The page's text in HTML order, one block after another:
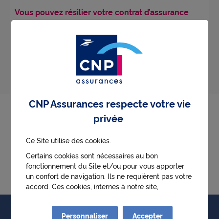
Vous pouvez résilier votre contrat d’assurance
retraite à l’échéance.
Votre demande doit nous parvenir avant le délai de
préavis prévu dans votre contrat.
Quelles sont les conséquences de la résiliation
pour mon contrat ?
résiliation. En revanche, les versements ne sont
Pour résilier votre contrat d'assurance retraite,
cliquez ici
Particuliers
CNP Assurances respecte votre vie
privée
Ce Site utilise des cookies.
Certains cookies sont nécessaires au bon
fonctionnement du Site et/ou pour vous apporter
un confort de navigation. Ils ne requièrent pas votre
accord. Ces cookies, internes à notre site,
● d'identifier la première visite d'un utilisateur
● de mémoriser l'historique des choix effectués au
Personnaliser Accepter